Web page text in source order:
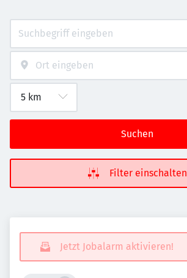
Suchen
Filter einschalten
Jetzt Jobalarm aktivieren!